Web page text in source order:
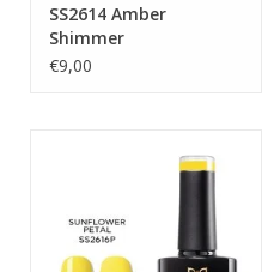
SS2614 Amber
Shimmer
€9,00